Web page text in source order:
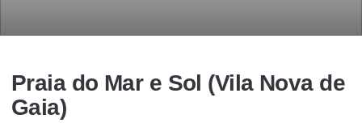
Praia do Mar e Sol (Vila Nova de
Gaia)